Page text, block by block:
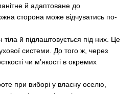
й адаптоване до
сторона може відчуватись по-
й підлаштовується під них. Це
системи. До того ж, через
чи м’якості в окремих
при виборі у власну оселю,